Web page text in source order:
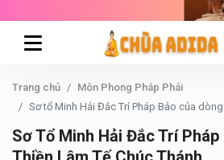
Trang chủ
Môn Phong Pháp Phái
Sơ tổ Minh Hải Đắc Trí Pháp Bảo của
Sơ Tổ Minh Hải Đắc Trí Pháp